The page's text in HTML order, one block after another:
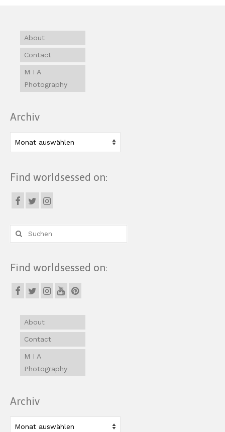
About
Contact
M I A
Photography
Archiv
Find worldsessed on:
Suche
nach:
Find worldsessed on:
About
Contact
M I A
Photography
Archiv